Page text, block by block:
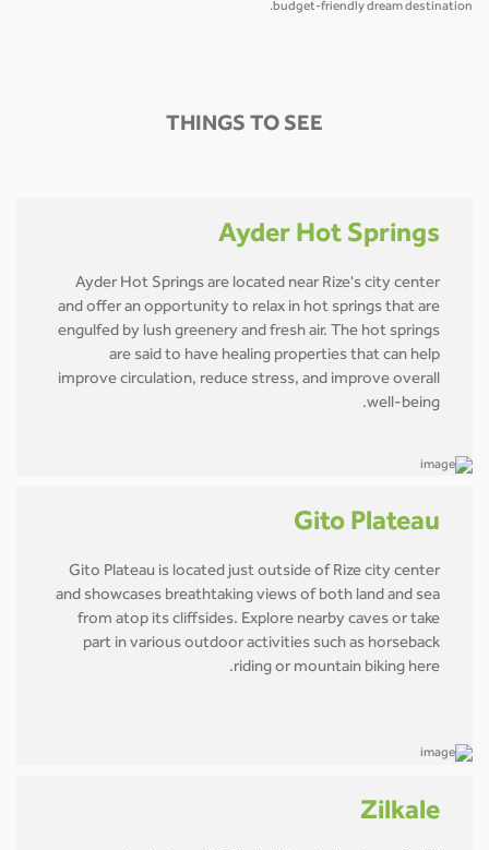
budget-friendly dream destination.
THINGS TO SEE
Ayder Hot Springs
Ayder Hot Springs are located near Rize's city center
and offer an opportunity to relax in hot springs that are
engulfed by lush greenery and fresh air. The hot springs
are said to have healing properties that can help
improve circulation, reduce stress, and improve overall
well-being.
Gito Plateau
Gito Plateau is located just outside of Rize city center
and showcases breathtaking views of both land and sea
from atop its cliffsides. Explore nearby caves or take
part in various outdoor activities such as horseback
riding or mountain biking here.
Zilkale